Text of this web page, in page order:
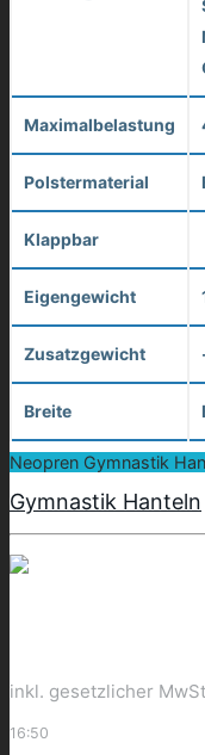
Maximalbelastung
Polstermaterial
Klappbar
Eigengewicht
Zusatzgewicht
Breite
Neopren Gymnastik
Gymnastik Hanteln
inkl. gesetzlicher
16:50